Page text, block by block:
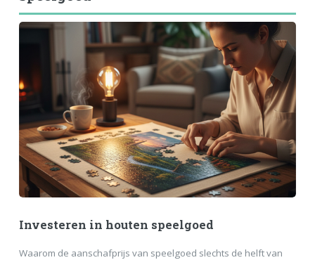
Investeren in houten speelgoed
Waarom de aanschafprijs van speelgoed slechts de helft van